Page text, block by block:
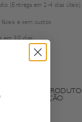
(Entrega em 2-4 dias úteis)
e sem custos
em 30 dias
SOBRE O PRODUTO
E DEVOLUÇÃO